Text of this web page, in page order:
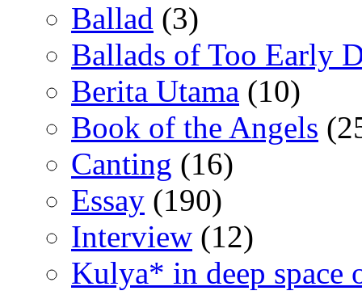
Ballad (3)
Ballads of Too Early
Berita Utama (10)
Book of the Angels
Canting (16)
Essay (190)
Interview (12)
Kulya* in deep space